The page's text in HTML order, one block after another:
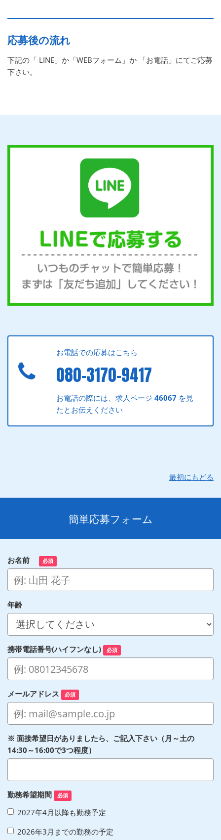
応募後の流れ
下記の「 LINE」か「WEBフォーム」か 「お電話」にてご応募
下さい。
お電話での応募はこちら
080-3170-9417
お電話の際には、求人ページ46067 を見
たとお伝えください
最初にもどる
簡単応募フォーム
お名前 必須
年齢
携帯電話番号(ハイフンなし) 必須
メールアドレス 必須
※ 面接希望日がありましたら、ご記入下さい（月～土の
14:30～16:00で3つ程度）
勤務希望期間 必須
2027年4月以降も勤務予定
2026年3月までの勤務の予定